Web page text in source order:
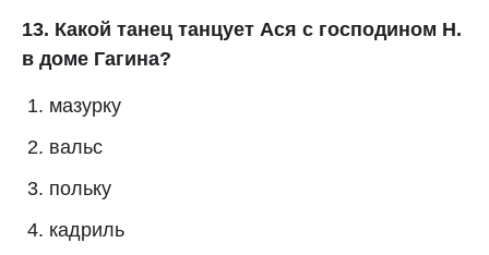
13. Какой танец танцует Ася с господином Н.
в доме Гагина?
мазурку
вальс
польку
кадриль